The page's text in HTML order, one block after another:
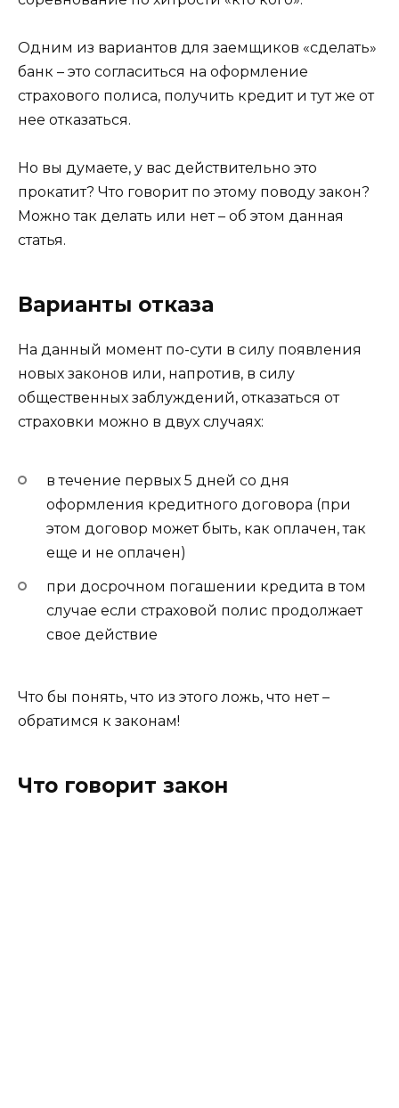
Одним из вариантов для заемщиков «сделать»
банк – это согласиться на оформление
страхового полиса, получить кредит и тут же от
нее отказаться.
Но вы думаете, у вас действительно это
прокатит? Что говорит по этому поводу закон?
Можно так делать или нет – об этом данная
статья.
Варианты отказа
На данный момент по-сути в силу появления
новых законов или, напротив, в силу
общественных заблуждений, отказаться от
страховки можно в двух случаях:
в течение первых 5 дней со дня
оформления кредитного договора (при
этом договор может быть, как оплачен, так
еще и не оплачен)
при досрочном погашении кредита в том
случае если страховой полис продолжает
свое действие
Что бы понять, что из этого ложь, что нет –
обратимся к законам!
Что говорит закон